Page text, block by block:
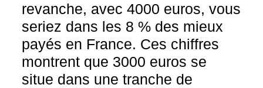
revanche, avec 4000 euros, vous
seriez dans les 8 % des mieux
payés en France. Ces chiffres
montrent que 3000 euros se
situe dans une tranche de